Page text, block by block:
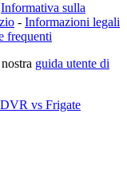
Informativa sulla
- Informazioni legali
frequenti
guida utente di
vs Frigate